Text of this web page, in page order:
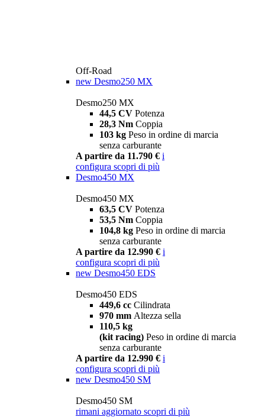
Off-Road
new Desmo250 MX
Desmo250 MX
44,5 CV Potenza
28,3 Nm Coppia
103 kg Peso in ordine di marcia
senza carburante
A partire da 11.790 € i
configura scopri di più
Desmo450 MX
Desmo450 MX
63,5 CV Potenza
53,5 Nm Coppia
104,8 kg Peso in ordine di marcia
senza carburante
A partire da 12.990 € i
configura scopri di più
new Desmo450 EDS
Desmo450 EDS
449,6 cc Cilindrata
970 mm Altezza sella
110,5 kg
(kit racing) Peso in ordine di marcia
senza carburante
A partire da 12.990 € i
configura scopri di più
new Desmo450 SM
Desmo450 SM
rimani aggiornato scopri di più